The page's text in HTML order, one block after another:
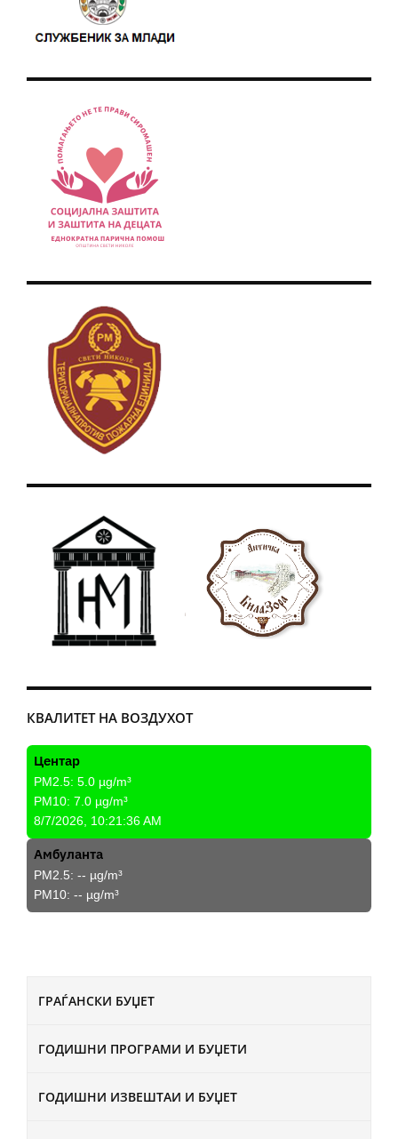
ГРАЃАНСКИ БУЏЕТ
ГОДИШНИ ПРОГРАМИ И БУЏЕТИ
ГОДИШНИ ИЗВЕШТАИ И БУЏЕТ
КВАЛИТЕТ НА ВОЗДУХОТ
Центар
PM2.5: 5.0 µg/m³
PM10: 7.0 µg/m³
8/7/2026, 10:21:36 AM
Амбуланта
PM2.5: -- µg/m³
PM10: -- µg/m³